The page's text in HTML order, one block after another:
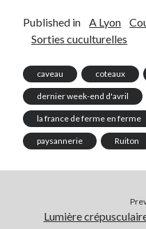
Published in A Lyon
Sorties cuculturelles
caveau coteaux
dernier week-end d'avril
la france de ferme en ferme
paysannerie Ruiton
Lumière